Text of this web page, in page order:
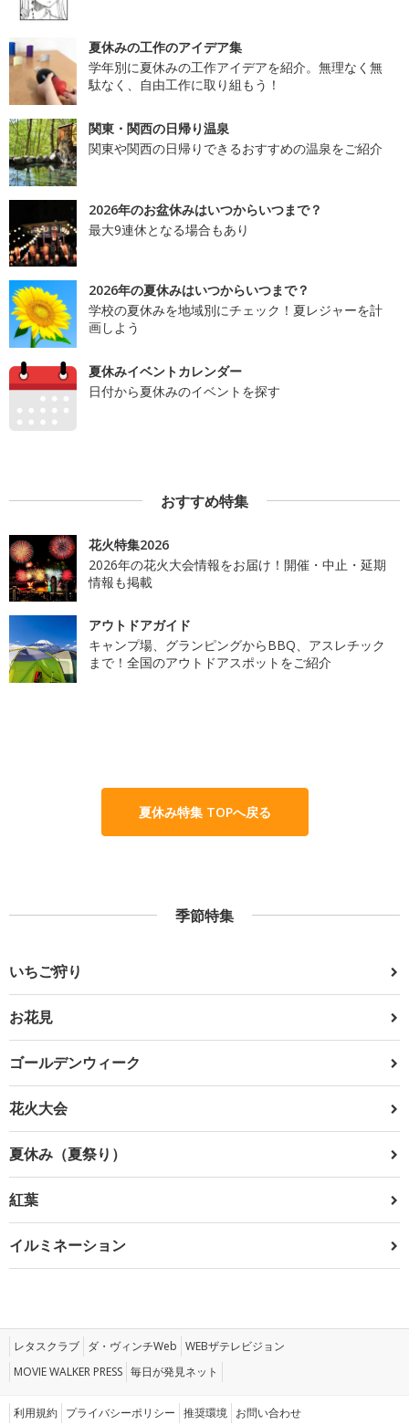
夏休みの工作のアイデア集
学年別に夏休みの工作アイデアを紹介。無理なく無
駄なく、自由工作に取り組もう！
関東・関西の日帰り温泉
関東や関西の日帰りできるおすすめの温泉をご紹介
2026年のお盆休みはいつからいつまで？
最大9連休となる場合もあり
2026年の夏休みはいつからいつまで？
学校の夏休みを地域別にチェック！夏レジャーを計
画しよう
夏休みイベントカレンダー
日付から夏休みのイベントを探す
おすすめ特集
花火特集2026
2026年の花火大会情報をお届け！開催・中止・延期
情報も掲載
アウトドアガイド
キャンプ場、グランピングからBBQ、アスレチック
まで！全国のアウトドアスポットをご紹介
夏休み特集 TOPへ戻る
季節特集
いちご狩り
お花見
ゴールデンウィーク
花火大会
夏休み（夏祭り）
紅葉
イルミネーション
レタスクラブ ダ・ヴィンチWeb WEBザテレビジョン
MOVIE WALKER PRESS 毎日が発見ネット
利用規約 プライバシーポリシー 推奨環境 お問い合わせ